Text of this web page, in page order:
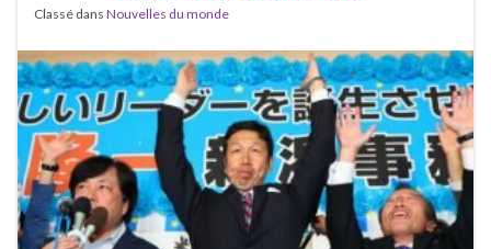
Classé dans Nouvelles du monde